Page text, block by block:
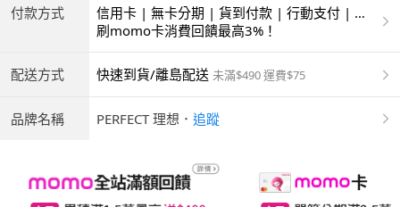
付款方式
信用卡 | 無卡分期 | 貨到付款 | 行動支付 | 超
商付款 | ATM | 銀聯卡
刷momo卡消費回饋最高3%！
配送方式 快速到貨/離島配送 未滿$490 運費$75
品牌名稱 PERFECT 理想 ． 追蹤